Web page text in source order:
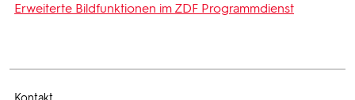
Erweiterte Bildfunktionen im ZDF Programmdienst